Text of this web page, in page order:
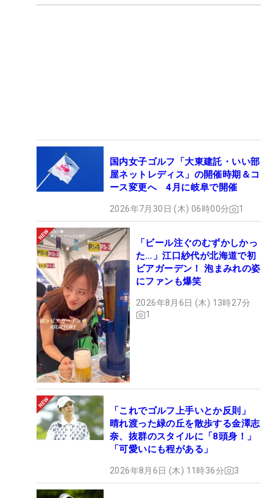
国内女子ゴルフ「大東建託・いい部
屋ネットレディス」の開催時期＆コ
ース変更へ 4月に岐阜で開催
2026年7月30日 (木) 06時00分 1
「ビール注ぐのむずかしかっ
た…」江口紗代が北海道で初
ビアガーデン！ 泡まみれの姿
にファンも爆笑
2026年8月6日 (木) 13時27分
1
「これでゴルフ上手いとか反則」
晴れ渡った緑の丘を散歩する金澤志
奈、抜群のスタイルに「8頭身！」
「可愛いにも程がある」
2026年8月6日 (木) 11時36分 3